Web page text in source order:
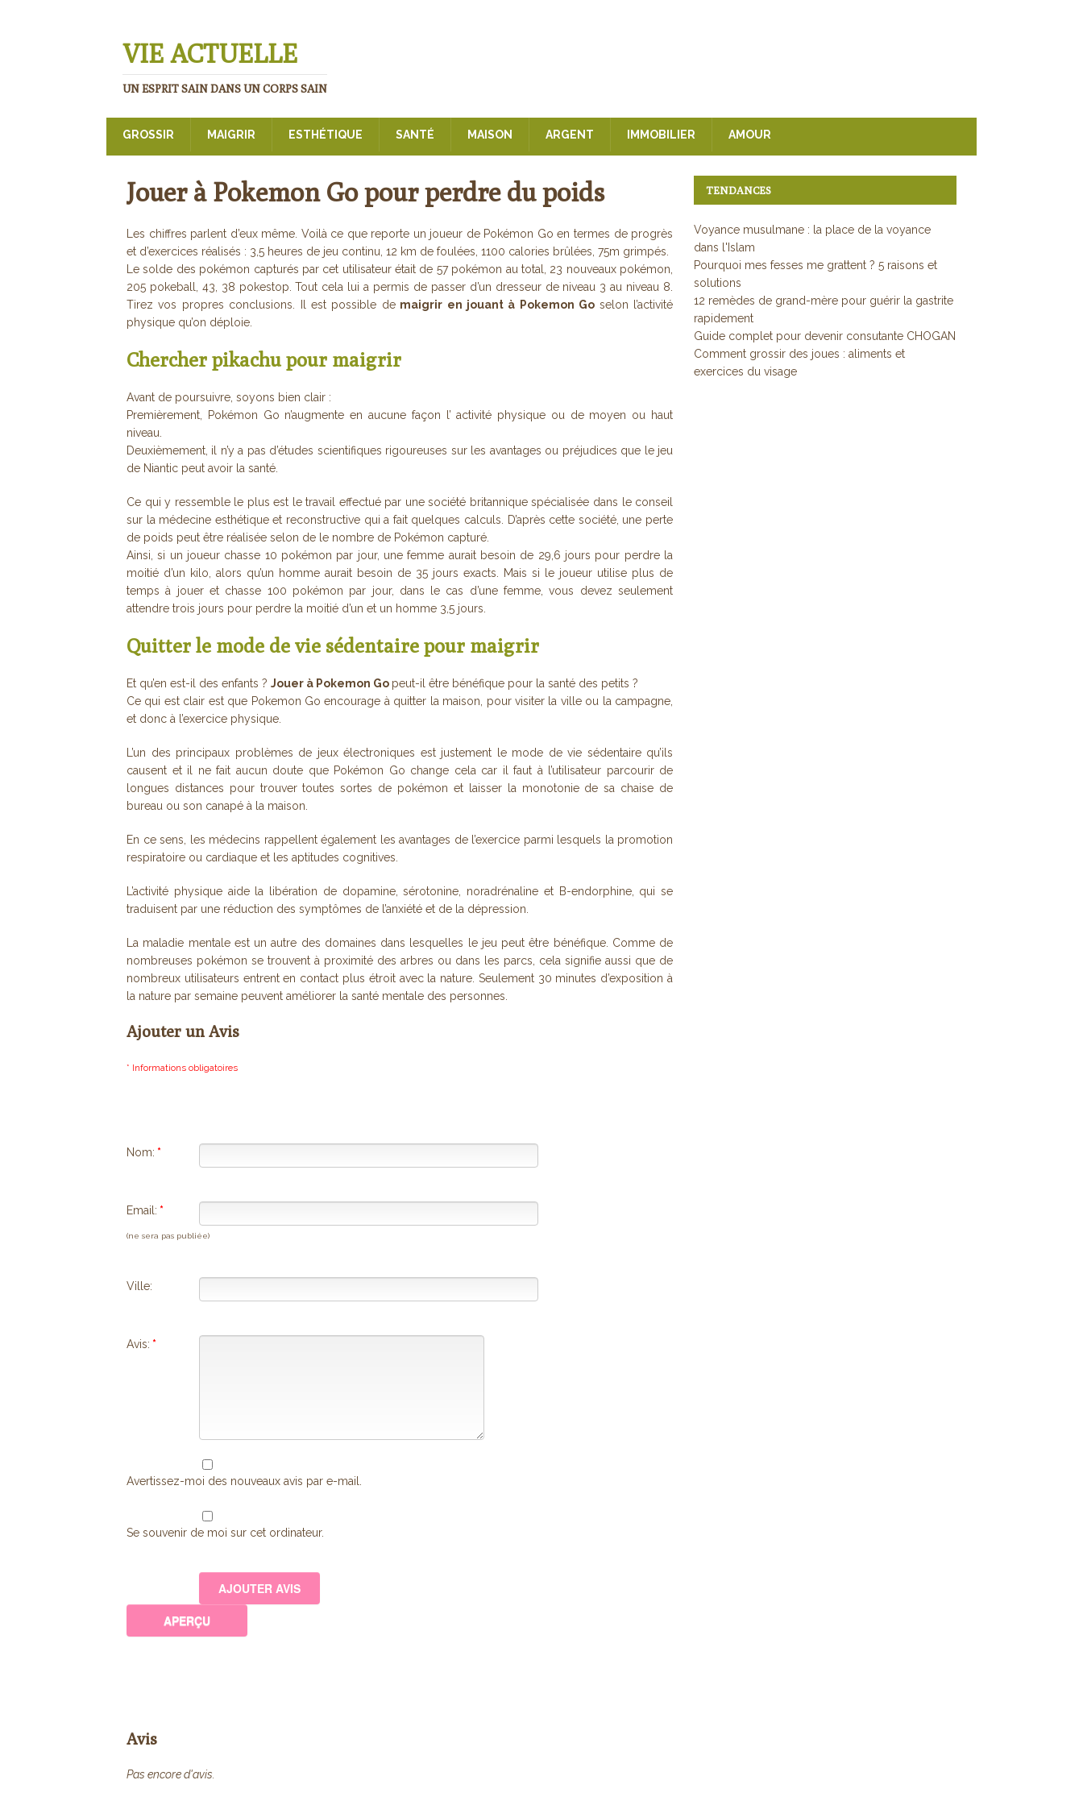
VIE ACTUELLE
UN ESPRIT SAIN DANS UN CORPS SAIN
GROSSIR MAIGRIR ESTHÉTIQUE SANTÉ MAISON ARGENT IMMOBILIER AMOUR
Jouer à Pokemon Go pour perdre du poids
Les chiffres parlent d’eux même. Voilà ce que reporte un joueur de Pokémon Go en termes de progrès
et d’exercices réalisés : 3,5 heures de jeu continu, 12 km de foulées, 1100 calories brûlées, 75m grimpés.
Le solde des pokémon capturés par cet utilisateur était de 57 pokémon au total, 23 nouveaux pokémon,
205 pokeball, 43, 38 pokestop. Tout cela lui a permis de passer d’un dresseur de niveau 3 au niveau 8.
Tirez vos propres conclusions. Il est possible demaigrir en jouant à Pokemon Go selon l’activité
physique qu’on déploie.
Chercher pikachu pour maigrir
Avant de poursuivre, soyons bien clair :
Premièrement, Pokémon Go n’augmente en aucune façon l’ activité physique ou de moyen ou haut
niveau.
Deuxièmement, il n’y a pas d’études scientifiques rigoureuses sur les avantages ou préjudices que le jeu
de Niantic peut avoir la santé.
Ce qui y ressemble le plus est le travail effectué par une société britannique spécialisée dans le conseil
sur la médecine esthétique et reconstructive qui a fait quelques calculs. D’après cette société, une perte
de poids peut être réalisée selon de le nombre de Pokémon capturé.
Ainsi, si un joueur chasse 10 pokémon par jour, une femme aurait besoin de 29,6 jours pour perdre la
moitié d’un kilo, alors qu’un homme aurait besoin de 35 jours exacts. Mais si le joueur utilise plus de
temps à jouer et chasse 100 pokémon par jour, dans le cas d’une femme, vous devez seulement
attendre trois jours pour perdre la moitié d’un et un homme 3,5 jours.
Quitter le mode de vie sédentaire pour maigrir
Et qu’en est-il des enfants ? Jouer à Pokemon Go peut-il être bénéfique pour la santé des petits ?
Ce qui est clair est que Pokemon Go encourage à quitter la maison, pour visiter la ville ou la campagne,
et donc à l’exercice physique.
L’un des principaux problèmes de jeux électroniques est justement le mode de vie sédentaire qu’ils
causent et il ne fait aucun doute que Pokémon Go change cela car il faut à l’utilisateur parcourir de
longues distances pour trouver toutes sortes de pokémon et laisser la monotonie de sa chaise de
bureau ou son canapé à la maison.
En ce sens, les médecins rappellent également les avantages de l’exercice parmi lesquels la promotion
respiratoire ou cardiaque et les aptitudes cognitives.
L’activité physique aide la libération de dopamine, sérotonine, noradrénaline et B-endorphine, qui se
traduisent par une réduction des symptômes de l’anxiété et de la dépression.
La maladie mentale est un autre des domaines dans lesquelles le jeu peut être bénéfique. Comme de
nombreuses pokémon se trouvent à proximité des arbres ou dans les parcs, cela signifie aussi que de
nombreux utilisateurs entrent en contact plus étroit avec la nature. Seulement 30 minutes d’exposition à
la nature par semaine peuvent améliorer la santé mentale des personnes.
Ajouter un Avis
* Informations obligatoires
Nom: *
Email: *
(ne sera pas publiée)
Ville:
Avis: *
Avertissez-moi des nouveaux avis par e-mail.
Se souvenir de moi sur cet ordinateur.
Avis
Pas encore d'avis.
TENDANCES
Voyance musulmane : la place de la voyance
dans l'Islam
Pourquoi mes fesses me grattent ? 5 raisons et
solutions
12 remèdes de grand-mère pour guérir la gastrite
rapidement
Guide complet pour devenir consutante CHOGAN
Comment grossir des joues : aliments et
exercices du visage